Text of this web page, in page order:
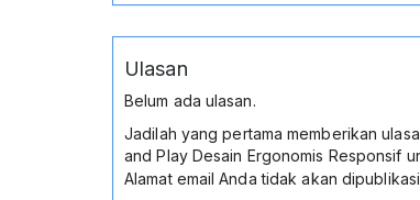
Ulasan
Belum ada ulasan.
Jadilah yang pertama memberikan
and Play Desain Ergonomis Responsif
Alamat email Anda tidak akan